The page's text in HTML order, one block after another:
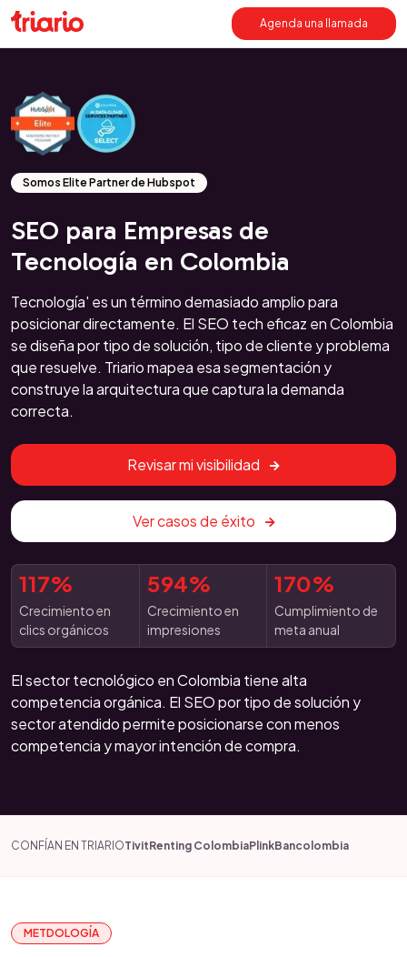
Agenda una llamada
Somos Elite Partner de Hubspot
SEO para Empresas de
Tecnología en Colombia
Tecnología' es un término demasiado amplio para
posicionar directamente. El SEO tech eficaz en Colombia
se diseña por tipo de solución, tipo de cliente y problema
que resuelve. Triario mapea esa segmentación y
construye la arquitectura que captura la demanda
correcta.
Revisar mi visibilidad
Ver casos de éxito
117%
Crecimiento en
clics orgánicos
594%
Crecimiento en
impresiones
170%
Cumplimiento de
meta anual
El sector tecnológico en Colombia tiene alta
competencia orgánica. El SEO por tipo de solución y
sector atendido permite posicionarse con menos
competencia y mayor intención de compra.
CONFÍAN EN TRIARIOTivitRenting ColombiaPlinkBancolombia
METDOLOGÍA